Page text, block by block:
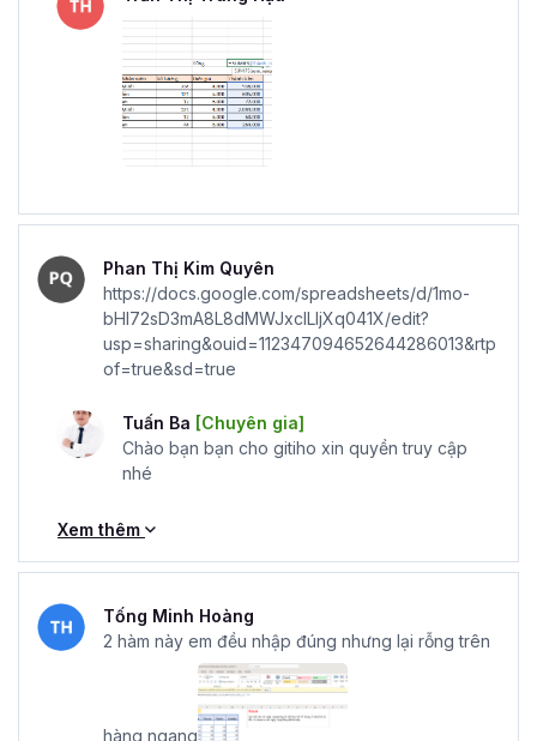
Phan Thị Kim Quyên
https://docs.google.com/spreadsheets/d/1mo-
bHI72sD3mA8L8dMWJxclLIjXq041X/edit?
usp=sharing&ouid=112347094652644286013&rtp
of=true&sd=true
Tuấn Ba [Chuyên gia]
Chào bạn bạn cho gitiho xin quyền truy cập
nhé
Xem thêm
Tống Minh Hoàng
2 hàm này em đều nhập đúng nhưng lại rỗng trên
hàng ngang